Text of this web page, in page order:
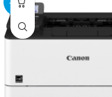
-30%